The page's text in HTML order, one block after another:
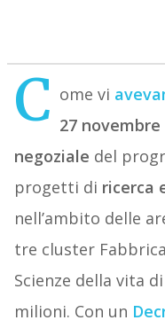
C ome vi
27 novembre
negoziale del
progetti di ricerca
nell’ambito delle
tre cluster
Scienze della vita
milioni. Con un